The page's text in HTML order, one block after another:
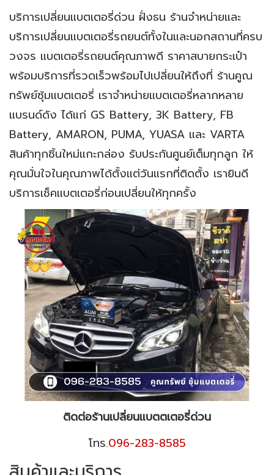
บริการเปลี่ยนแบตเตอรี่ด่วน ฝั่งธน ร้านจำหน่ายและ
บริการเปลี่ยนแบตเตอรี่รถยนต์ทั้งในและนอกสถานที่ครบ
วงจร แบตเตอรี่รถยนต์คุณภาพดี ราคาสบายกระเป๋า
พร้อมบริการที่รวดเร็วพร้อมไปเปลี่ยนให้ถึงที่ ร้านคูณ
ทรัพย์ซุ้มแบตเตอรี่ เราจำหน่ายแบตเตอรี่หลากหลาย
แบรนด์ดัง ได้แก่ GS Battery, 3K Battery, FB
Battery, AMARON, PUMA, YUASA และ VARTA
สินค้าทุกชิ้นใหม่แกะกล่อง รับประกันศูนย์เต็มทุกลูก ให้
คุณมั่นใจในคุณภาพได้ตั้งแต่วันแรกที่ติดตั้ง เรายินดี
บริการเช็คแบตเตอรี่ก่อนเปลี่ยนให้ทุกครั้ง
ติดต่อร้านเปลี่ยนแบตตเตอรี่ด่วน
โทร.096-283-8585